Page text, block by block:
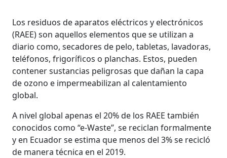
Los residuos de aparatos eléctricos y electrónicos
(RAEE) son aquellos elementos que se utilizan a
diario como, secadores de pelo, tabletas, lavadoras,
teléfonos, frigoríficos o planchas. Estos, pueden
contener sustancias peligrosas que dañan la capa
de ozono e impermeabilizan al calentamiento
global.
A nivel global apenas el 20% de los RAEE también
conocidos como “e-Waste”, se reciclan formalmente
y en Ecuador se estima que menos del 3% se recicló
de manera técnica en el 2019.